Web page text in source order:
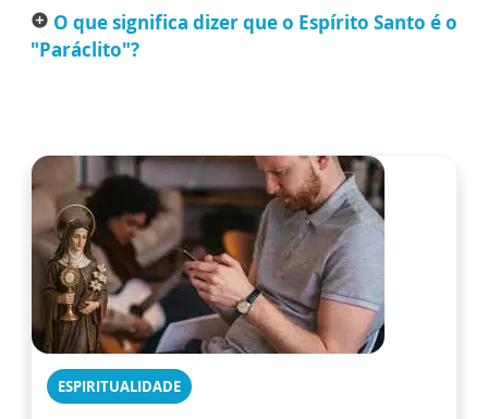
add_circle O que significa dizer que o Espírito Santo é o
"Paráclito"?
ESPIRITUALIDADE